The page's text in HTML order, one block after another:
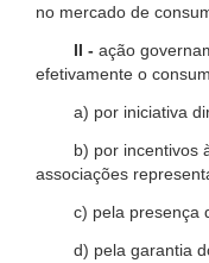
no mercado de
II - ação
efetivamente o
a) por iniciativa
b) por incentivos à
associações
c) pela presença
d) pela garantia